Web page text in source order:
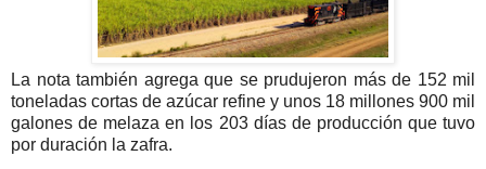
La nota también agrega que se prudujeron más de 152 mil
toneladas cortas de azúcar refine y unos 18 millones 900 mil
galones de melaza en los 203 días de producción que tuvo
por duración la zafra.